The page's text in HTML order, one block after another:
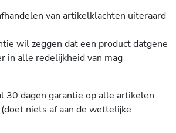
van artikelklachten uiteraard
wil zeggen dat een product datgene
in alle redelijkheid van mag
30 dagen garantie op alle artikelen
niets af aan de wettelijke